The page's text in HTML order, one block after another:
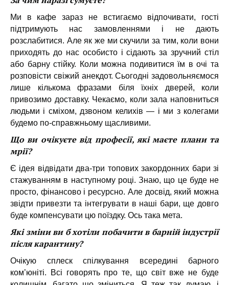
Ми в кафе зараз не встигаємо відпочивати, гості
підтримують нас замовленнями і не дають
розслабитися. Але як же ми скучили за тим, коли вони
приходять до нас особисто і сідають за зручний стіл
або барну стійку. Коли можна подивитися їм в очі та
розповісти свіжий анекдот. Сьогодні задовольняємося
лише кількома фразами біля їхніх дверей, коли
привозимо доставку. Чекаємо, коли зала наповниться
людьми і сміхом, дзвоном келихів — і ми з колегами
будемо по-справжньому щасливими.
Що ви очікуєте від професії, які маєте плани та
мрії?
Є ідея відвідати два-три топових закордонних бари зі
стажуванням в наступному році. Знаю, що це буде не
просто, фінансово і ресурсно. Але досвід, який можна
звідти привезти та інтегрувати в наші бари, ще довго
буде компенсувати цю поїздку. Ось така мета.
Які зміни ви б хотіли побачити в барній індустрії
після карантину?
Очікую сплеск спілкування всередині барного
ком’юніті. Всі говорять про те, що світ вже не буде